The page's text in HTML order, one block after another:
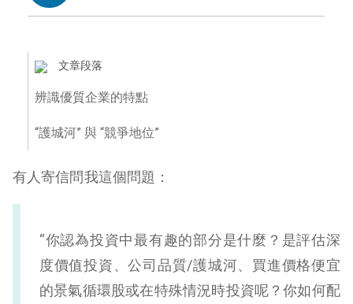
文章段落
辨識優質企業的特點
“護城河” 與 “競爭地位”
有人寄信問我這個問題：
“你認為投資中最有趣的部分是什麼？是評估深
度價值投資、公司品質/護城河、買進價格便宜
的景氣循環股或在特殊情況時投資呢？你如何配